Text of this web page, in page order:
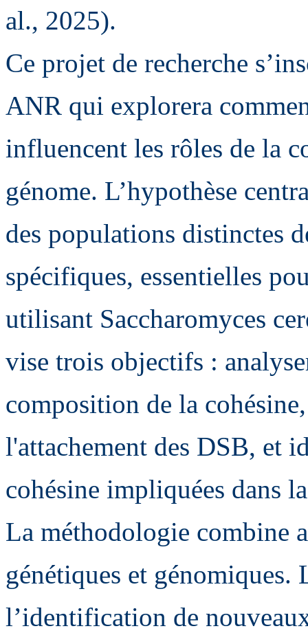
al., 2025).
Ce projet de recherche
ANR qui explorera
influencent les rôles de la
génome. L’hypothèse
des populations distinctes
spécifiques, essentielles
utilisant Saccharomyces
vise trois objectifs :
composition de la
l'attachement des DSB, et
cohésine impliquées dans
La méthodologie combine
génétiques et génomiques.
l’identification de